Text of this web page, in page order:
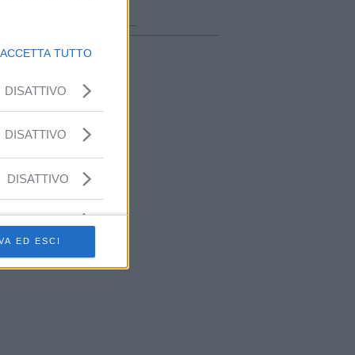
ACCETTA TUTTO
DISATTIVO
DISATTIVO
DISATTIVO
ED ESCI